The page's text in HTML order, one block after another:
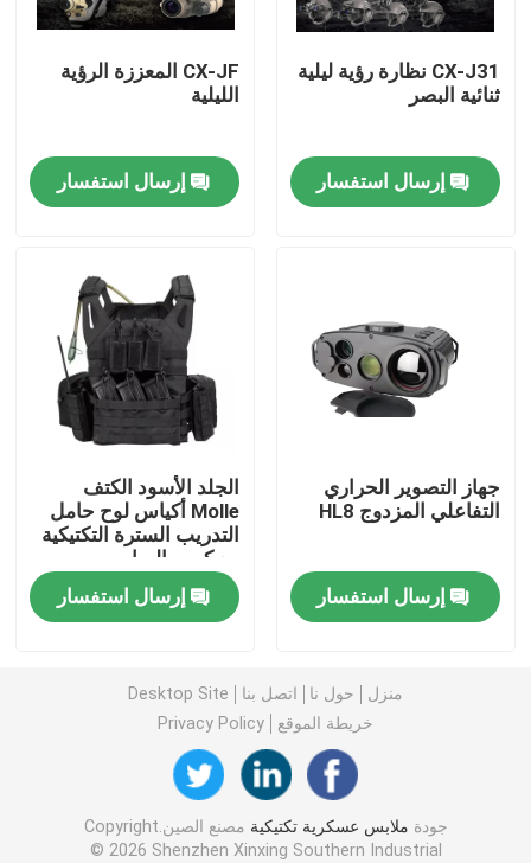
مراقبة الجودة
أخبار
اطلب اقتباس
سترة عسكرية تكتيكية مضادة للرصاص
خوذة البالستية التكتيكية
حقيبة ظهر عسكرية تكتيكية
معدات في الهواء الطلق التكتيكية
الأحذية التكتيكية القتالية
سترة قتالية تكتيكية
CX-J31 نظارة رؤية ليلية
ثنائية البصر
إرسال استفسار
CX-JF المعززة الرؤية
الليلية
إرسال استفسار
جهاز التصوير الحراري
التفاعلي المزدوج HL8
إرسال استفسار
الجلد الأسود الكتف
Molle أكياس لوح حامل
التدريب السترة التكتيكية
مع كيس المياه
إرسال استفسار
منزل حول نا اتصل بنا
Desktop Site
خريطة الموقع
Privacy Policy
جودة ملابس عسكرية تكتيكية
مصنع الصين.Copyright
© 2026 Shenzhen Xinxing Southern Industrial